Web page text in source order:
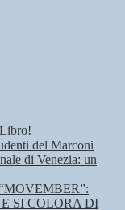
del Marconi
di Venezia: un
SI COLORA DI